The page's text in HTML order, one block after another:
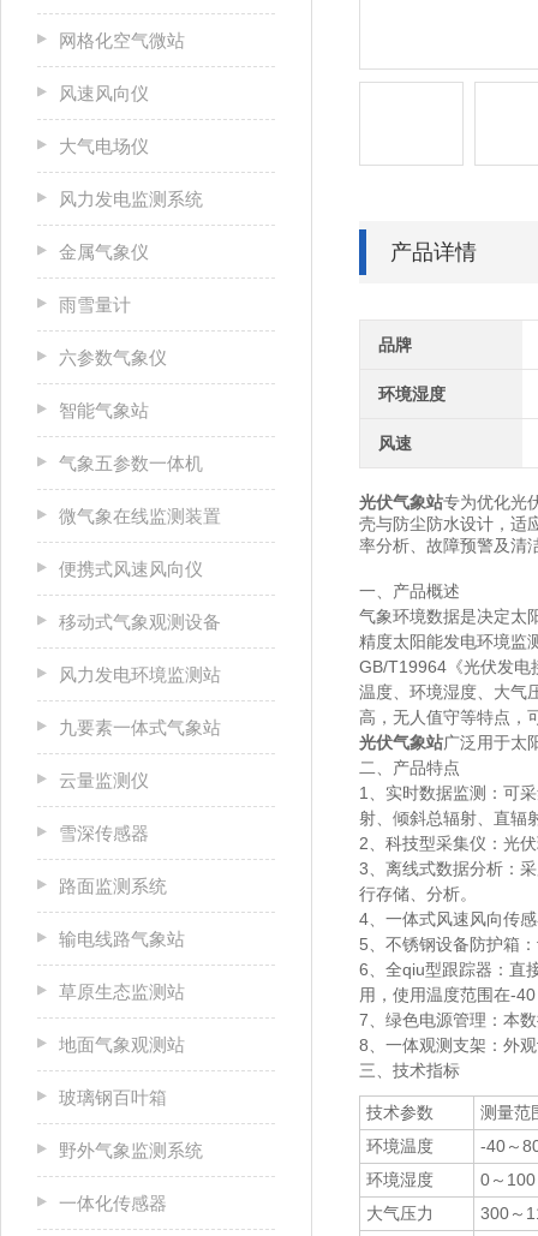
网格化空气微站
风速风向仪
大气电场仪
风力发电监测系统
金属气象仪
雨雪量计
六参数气象仪
智能气象站
气象五参数一体机
微气象在线监测装置
便携式风速风向仪
移动式气象观测设备
风力发电环境监测站
九要素一体式气象站
云量监测仪
雪深传感器
路面监测系统
输电线路气象站
草原生态监测站
地面气象观测站
玻璃钢百叶箱
野外气象监测系统
一体化传感器
产品详情
品牌
环境湿度
风速
光伏气象站专为优化光
壳与防尘防水设计，适
率分析、故障预警及清
一、产品概述
气象环境数据是决定太
精度太阳能发电环境监
GB/T19964《光伏发电
温度、环境湿度、大气
高，无人值守等特点，
光伏气象站广泛用于太
二、产品特点
1、实时数据监测： 可
射、倾斜总辐射、直辐
2、科技型采集仪： 光
3、离线式数据分析：
行存储、分析。
4、一体式风速风向传
5、不锈钢设备防护箱：
6、全qiu型跟踪器： 直
用，使用温度范围在-
7、绿色电源管理： 本
8、一体观测支架： 外
三、技术指标
技术参数
测量范
环境温度
-40～
环境湿度
0～100
大气压力
300～